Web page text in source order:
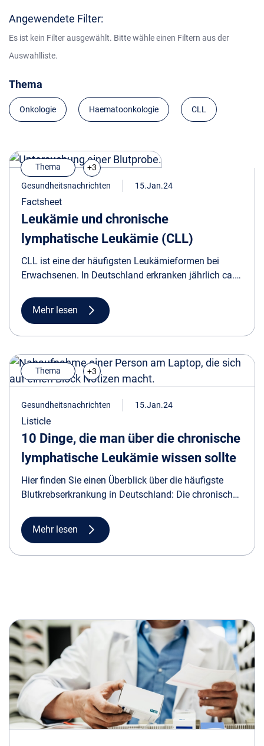
Angewendete Filter:
Es ist kein Filter ausgewählt. Bitte wähle einen Filtern aus der
Auswahlliste.
Thema
Onkologie Haematoonkologie CLL
Thema
+3
Gesundheitsnachrichten
15.Jan.24
Factsheet
Leukämie und chronische
lymphatische Leukämie (CLL)
CLL ist eine der häufigsten Leukämieformen bei
Erwachsenen. In Deutschland erkranken jährlich ca.
informativen Kurzüberblick der Erkrankung.
Mehr lesen
Thema +3
Gesundheitsnachrichten 15.Jan.24
Listicle
10 Dinge, die man über die chronische
lymphatische Leukämie wissen sollte
Hier finden Sie einen Überblick über die häufigste
Blutkrebserkrankung in Deutschland: Die chronischen
aller leukämischen Erkrankungen ausmacht.
Mehr lesen